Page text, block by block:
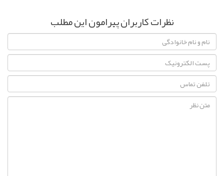
نظرات کاربران پیرامون این مطلب